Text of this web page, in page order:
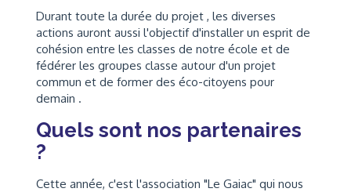
Durant toute la durée du projet , les diverses
actions auront aussi l'objectif d'installer un esprit de
cohésion entre les classes de notre école et de
fédérer les groupes classe autour d'un projet
commun et de former des éco-citoyens pour
demain .
Quels sont nos partenaires
?
Cette année, c'est l'association "Le Gaiac" qui nous